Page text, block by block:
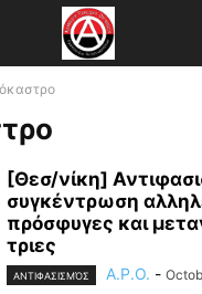
[Θεσ/νίκη]
συγκέντρωση
πρόσφυγες και
τριες
ΑΝΤΙΦΑΣΙΣΜΌΣ A.P.O. -